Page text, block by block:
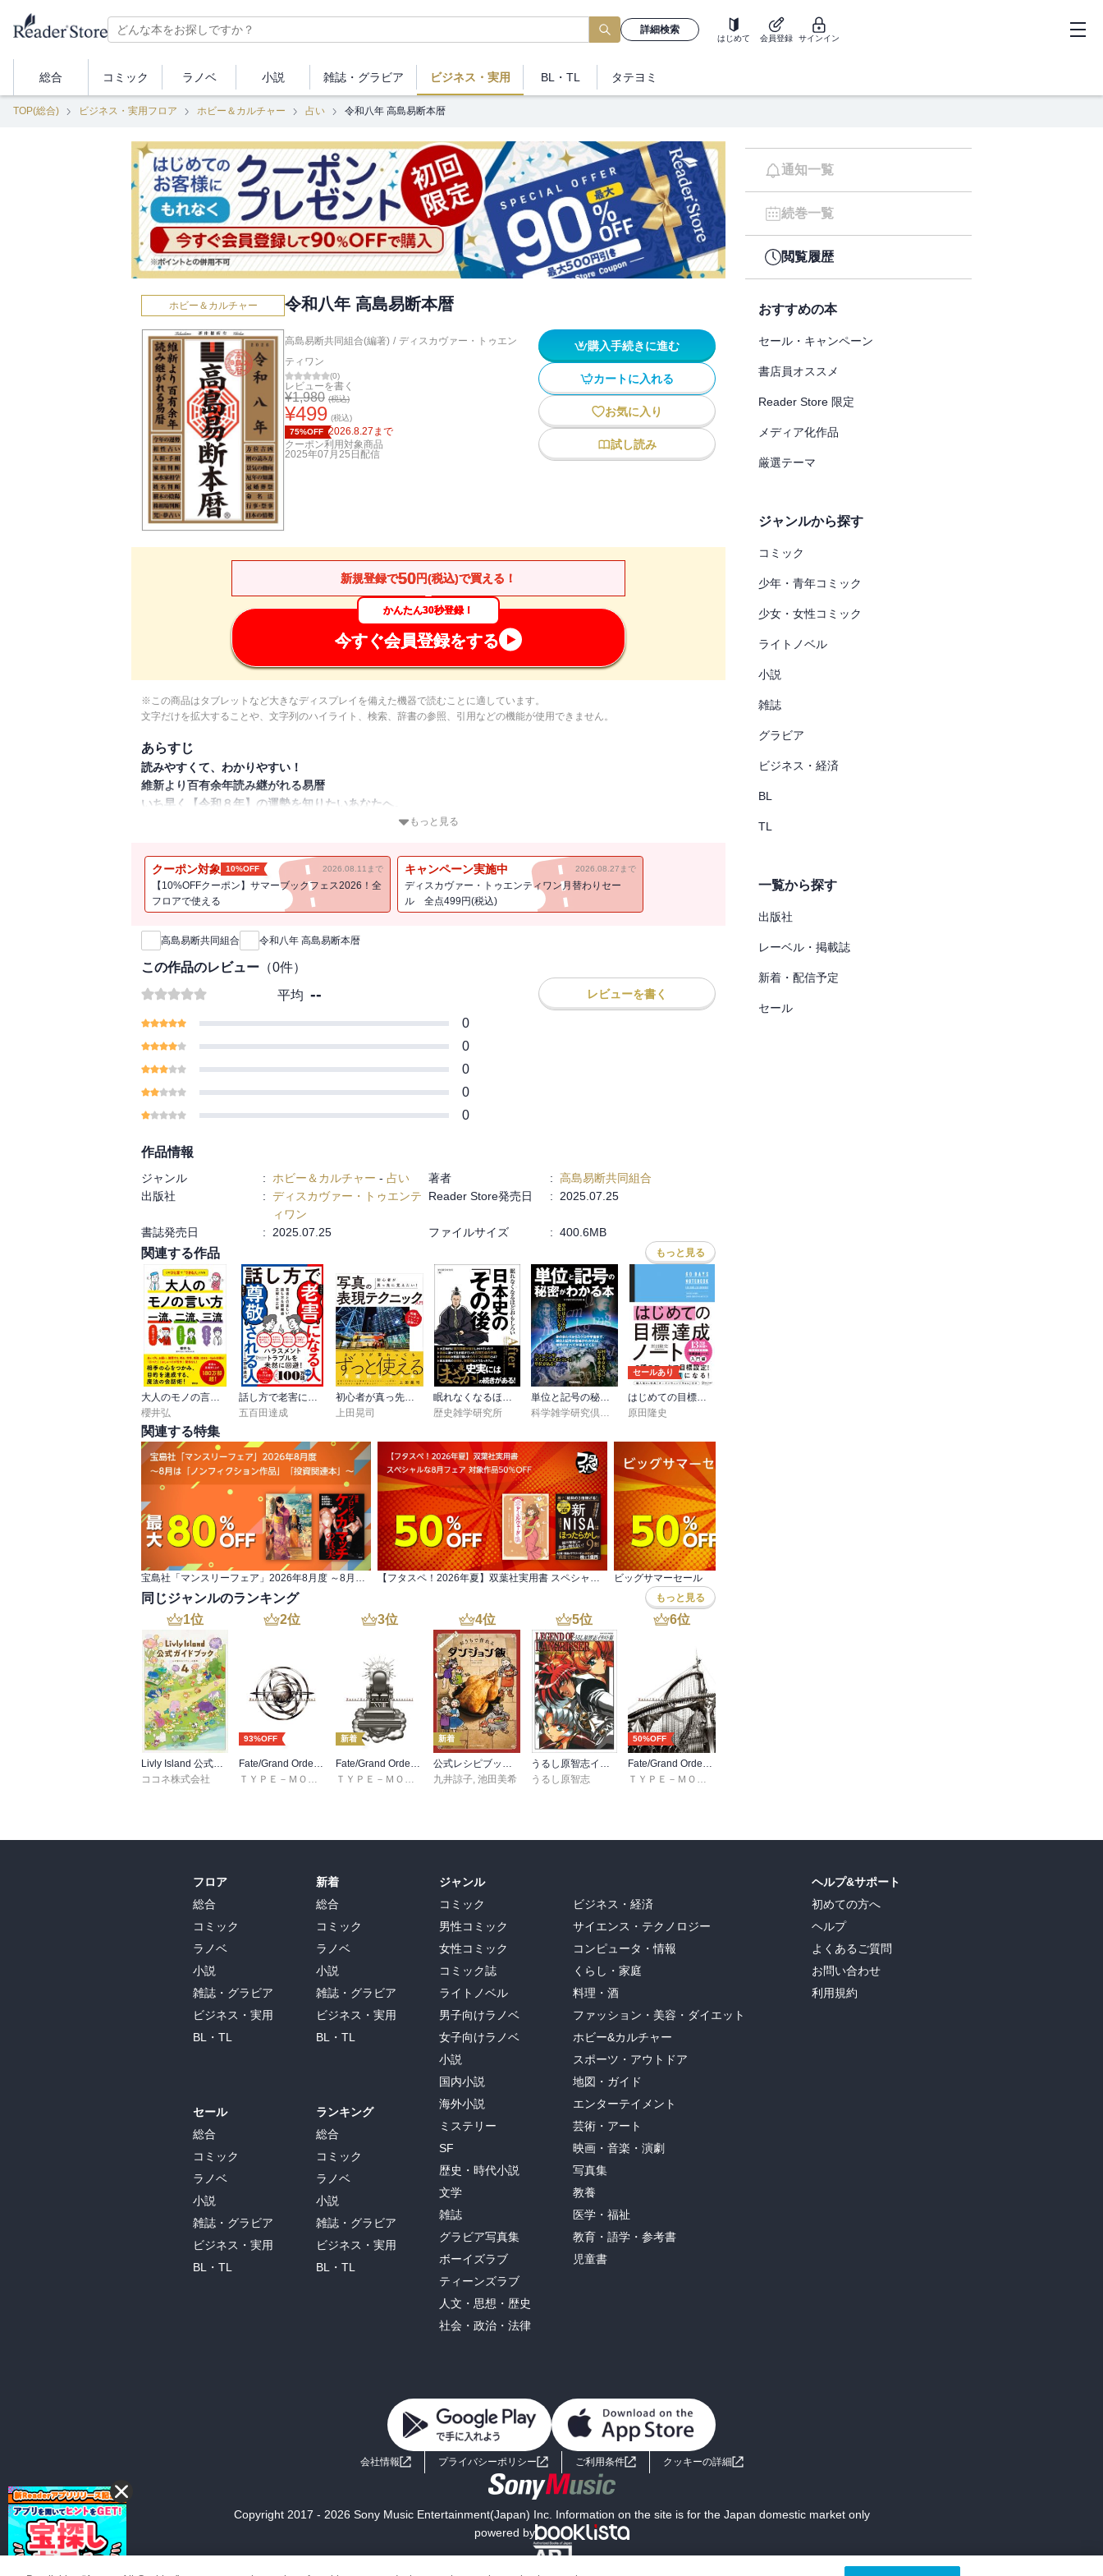
詳細検索
はじめて 会員登録 サインイン
総合 コミック ラノベ 小説 雑誌・ グラビア ビジネス ・実用 BL・TL タテヨミ
TOP(総合) ビジネス・実用フロア ホビー＆カルチャー 占い 令和八年 高島易断本暦
ホビー＆カルチャー 令和八年 高島易断本暦
高島易断共同組合(編著) / ディスカヴァー・トゥエン
ティワン
(0)
レビューを書く
¥1,980 (税込)
¥499 (税込)
75%OFF 2026.8.27 まで
クーポン利用対象商品
2025年07月25日 配信
購入手続きに進む
カートに入れる
お気に入り
試し読み
新規登録で50円(税込)で買える！
かんたん30秒登録！
今すぐ会員登録をする
※この商品はタブレットなど大きなディスプレイを備えた機器で読むことに適しています。
文字だけを拡大することや、文字列のハイライト、検索、辞書の参照、引用などの機能が使用できません。
あらすじ
読みやすくて、わかりやすい！
維新より百有余年読み継がれる易暦
いち早く【令和８年】の運勢を知りたいあなたへ。
横浜の実業家でもある高島嘉右衛門（1832~1914）が創始した易経をベースにした占いです。
この「高島易断」は令和８年のあなたの運勢を明らかにするだけでなく、
日本や世界の情勢から景気の動向、年・月・日の行動指針に加え、
行事、冠婚葬祭、暦の知識等も網羅的に詳しく説明しています。
その中でも、本シリーズの特徴は
②わかりやすい解説で初めて読まれる方にもおすすめ
③親しみやすい語り口
あらゆる情報や解説を網羅した完全版
『高島易断本暦』は本シリーズの中で最も情報量が多い完全版です。
年月日の運勢や、易や暦、しきたりの解説はしっかり網羅。
はじめての方から、毎年買っている方までご満足いただける
【本暦でわかること】
■令和８年のあなたの運勢がわかります
■日本と世界の動きや景気がわかります
■人相・手相・家相がわかります
■幸せを呼ぶ命名法
■厄年の知識
■魔除けのおまじない
■冠婚葬祭の常識がわかります
■八十一画吉凶判断
■夢占い
そのほか、日々役立つ知識が満載です。
もっと見る
クーポン対象 10%OFF 2026.08.11まで
【10%OFFクーポン】サマーブックフェス2026！全
フロアで使える
キャンペーン実施中 2026.08.27まで
ディスカヴァー・トゥエンティワン月替わりセー
ル 全点499円(税込)
新刊通知
高島易断共同組合 令和八年 高島易断本暦
この作品のレビュー （0件）
平均 -- レビューを書く
0
0
0
0
0
作品情報
ジャンル : ホビー＆カルチャー - 占い 著者 : 高島易断共同組合
出版社
: ディスカヴァー・トゥエンテ
ィワン
Reader Store発売日 : 2025.07.25
書誌発売日 : 2025.07.25 ファイルサイズ : 400.6MB
関連する作品 もっと見る
大人のモノの言い方 一流、二流、三流 このひと言で「できる人」になる
櫻井弘
話し方で老害になる人尊敬される人 若者との正しい話し方&距離感 正解・不正解
五百田達成
初心者が真っ先に覚えたい！ 写真の表現テクニック入門
上田晃司
眠れなくなるほどおもしろい 日本史の「その後」
歴史雑学研究所
単位と記号の秘密がわかる本
科学雑学研究倶楽部
セールあり
はじめての目標達成ノート
原田隆史
関連する特集
宝島社「マンスリーフェア」2026年8月度 ～8月は「ノンフィクション作品」「投資関連本」～ 【フタスペ！2026年夏】双葉社実用書 スペシャルな8月フェア 対象作品50％OFF ビッグサマーセール
同じジャンルのランキング もっと見る
1位
ココネ株式会社
2位
93%OFF
3位
新着
4位
新着
九井諒子, 池田美希
5位
うるし原智志
6位
50%OFF
通知一覧
続巻一覧
閲覧履歴
おすすめの本
セール・キャンペーン
書店員オススメ
Reader Store 限定
メディア化作品
厳選テーマ
ジャンルから探す
コミック
少年・青年コミック
少女・女性コミック
ライトノベル
小説
雑誌
グラビア
ビジネス・経済
BL
TL
一覧から探す
出版社
レーベル・掲載誌
新着・配信予定
セール
フロア
総合
コミック
ラノベ
小説
雑誌・グラビア
ビジネス・実用
BL・TL
セール
総合
コミック
ラノベ
小説
雑誌・グラビア
ビジネス・実用
BL・TL
新着
総合
コミック
ラノベ
小説
雑誌・グラビア
ビジネス・実用
BL・TL
ランキング
総合
コミック
ラノベ
小説
雑誌・グラビア
ビジネス・実用
BL・TL
ジャンル
コミック
男性コミック
女性コミック
コミック誌
ライトノベル
男子向けラノベ
女子向けラノベ
小説
国内小説
海外小説
ミステリー
SF
歴史・時代小説
文学
雑誌
グラビア写真集
ボーイズラブ
ティーンズラブ
人文・思想・歴史
社会・政治・法律
ビジネス・経済
サイエンス・テクノロジー
コンピュータ・情報
くらし・家庭
料理・酒
ファッション・美容・ダイエット
ホビー&カルチャー
スポーツ・アウトドア
地図・ガイド
エンターテイメント
芸術・アート
映画・音楽・演劇
写真集
教養
医学・福祉
教育・語学・参考書
児童書
ヘルプ&サポート
初めての方へ
ヘルプ
よくあるご質問
お問い合わせ
利用規約
会社情報 プライバシーポリシー ご利用条件 クッキーの詳細
Copyright 2017 - 2026 Sony Music Entertainment(Japan) Inc. Information on the site is for the Japan domestic market only
powered by